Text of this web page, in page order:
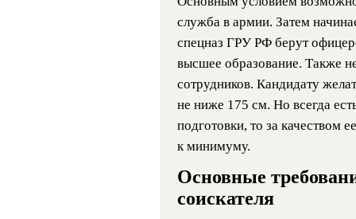
служба в армии. Затем
спецназ ГРУ РФ берут
высшее образование. Также
сотрудников. Кандидату
не ниже 175 см. Но всегда
подготовки, то за качеством
к минимуму.
Основные
соискателя